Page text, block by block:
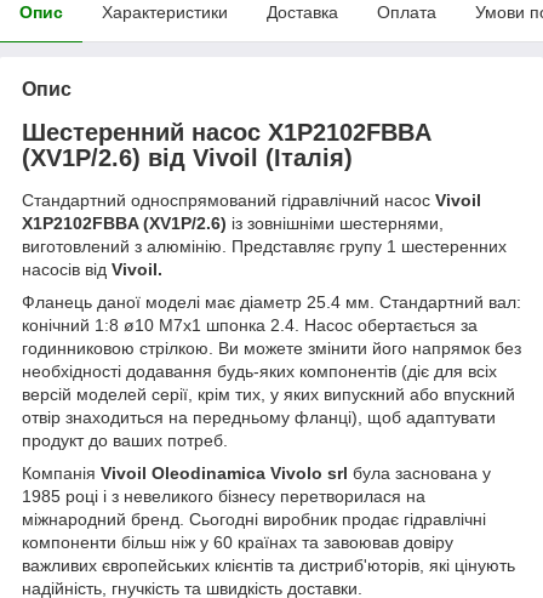
Опис Характеристики Доставка Оплата Умови
Опис
Шестеренний насос X1P2102FBBA
(XV1P/2.6) від Vivoil (Італія)
Стандартний односпрямований гідравлічний насос Vivoil
X1P2102FBBA (XV1P/2.6) із зовнішніми шестернями,
виготовлений з алюмінію. Представляє групу 1 шестеренних
насосів від Vivoil.
Фланець даної моделі має діаметр 25.4 мм. Стандартний вал:
конічний 1:8 ø10 M7x1 шпонка 2.4. Насос обертається за
годинниковою стрілкою. Ви можете змінити його напрямок без
необхідності додавання будь-яких компонентів (діє для всіх
версій моделей серії, крім тих, у яких випускний або впускний
отвір знаходиться на передньому фланці), щоб адаптувати
продукт до ваших потреб.
Компанія Vivoil Oleodinamica Vivolo srl була заснована у
1985 році і з невеликого бізнесу перетворилася на
міжнародний бренд. Сьогодні виробник продає гідравлічні
компоненти більш ніж у 60 країнах та завоював довіру
важливих європейських клієнтів та дистриб'юторів, які цінують
надійність, гнучкість та швидкість доставки.